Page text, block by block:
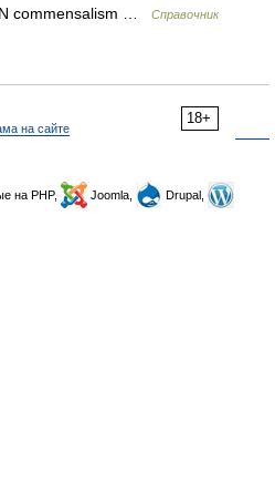
commensalism …
Справочник
18+
на сайте
на PHP, Joomla,
Drupal,